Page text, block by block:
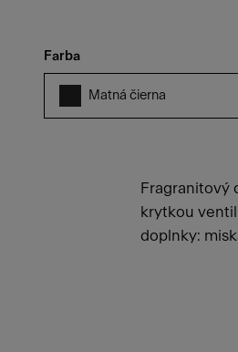
Farba
Matná čierna
Fragranitový
krytkou
doplnky: